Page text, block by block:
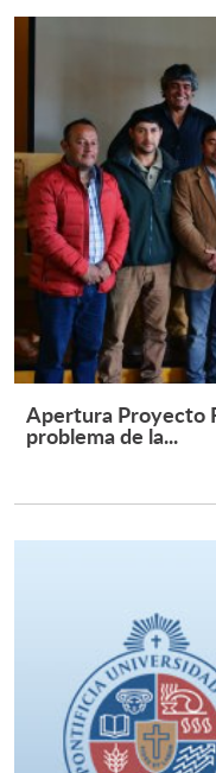
Apertura Proyecto
problema de la...